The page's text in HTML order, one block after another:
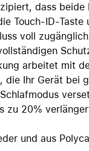
dass beide
Touch-ID-Taste
voll
arbeitet mit
die Ihr Gerät bei
zu 20%
und aus